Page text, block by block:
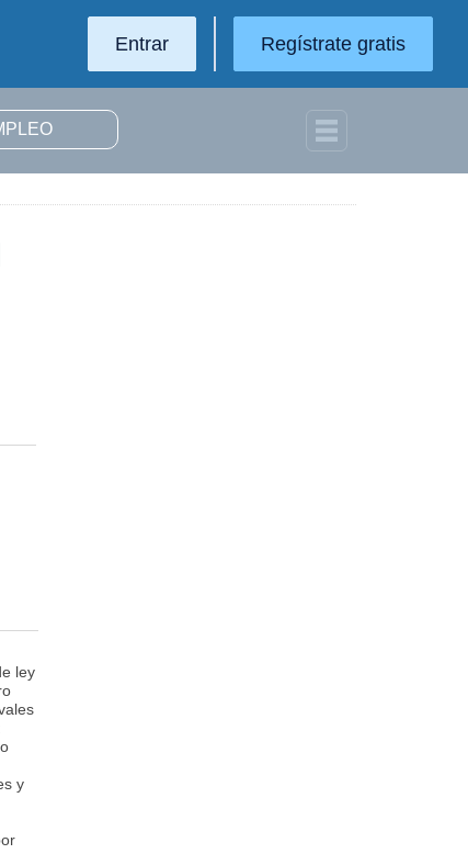
Entrar Regístrate gratis
ley
y